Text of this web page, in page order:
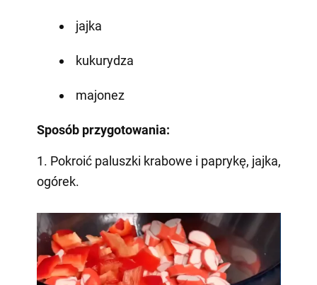
jajka
kukurydza
majonez
Sposób przygotowania:
1. Pokroić paluszki krabowe i paprykę, jajka,
ogórek.